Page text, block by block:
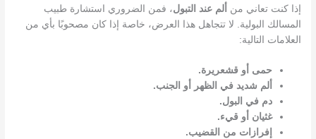
إذا كنت تعاني من ألم عند التبول، فمن الضروري استشارة طبيب
المسالك البولية. لا تتجاهل هذا العرض، خاصة إذا كان مصحوبًا بأي من
العلامات التالية:
حمى أو قشعريرة.
ألم شديد في الظهر أو الجنب.
دم في البول.
غثيان أو قيء.
إفرازات من القضيب.